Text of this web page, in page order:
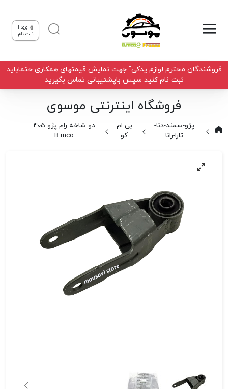
ورود |
ثبت نام
فروشندگان محترم لوازم یدکی" جهت نمایش قیمتهای همکاری حتماباید
ثبت نام کنید سپس باپشتیبانی تماس بگیرید
فروشگاه اینترنتی موسوی
پژو-سمند-دنا-
تارا-رانا
بی ام
کو
دو شاخه رام پژو 405
B.mco